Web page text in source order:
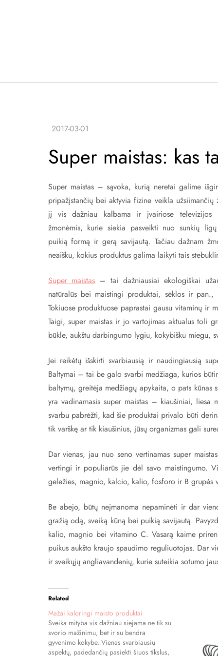
Super maistas: kas
Super maistas – sąvoka, kurią neretai galime
pripažįstančių bei aktyvia fizine veikla
jį vis dažniau kalbama ir įvairiose televizijos
žmonėmis, kurie siekia pasveikti nuo sunkių
puikią formą ir gerą savijautą. Tačiau dažnam
neaišku, kokius produktus galima laikyti tais
Super maistas – tai dažniausiai ekologiškai
natūralūs bei maistingi produktai, sėklos ir
Tokiuose produktuose paprastai gausu vitaminų ir
Taigi, super maistas ir jo vartojimas aktualus toli
būkle, aukštu darbingumo lygiu, kokybišku miegu,
Jei reikėtų išskirti svarbiausią ir naudingiausią
Baltymai – tai be galo svarbi medžiaga, kurios
baltymų, greitėja medžiagų apykaita, o pats
yra vadinamasis super maistas – kiaušiniai, liesa
svarbu pabrėžti, kad šie produktai privalo būti
tik varškę ar tik kiaušinius, jūsų organizmas gali
Dar vienas, jau nuo seno vertinamas super
vertingi ir populiarūs jie dėl savo maistingumo.
geležies, magnio, kalcio, kalio, fosforo ir B grupės
Be abejo, būtų neįmanoma nepaminėti ir dar
gražią odą, sveiką kūną bei puikią savijautą.
kalio, magnio bei vitamino C. Vasarą kaime
puikus aukšto kraujo spaudimo reguliuotojas. Dar
ir sveikųjų angliavandenių, kurie suteikia sotumo
Related
Mažai kaloringi maisto produktai
Sveika mityba vis dažniau siejama ne tik su
svorio mažinimu, bet ir su bendra
gyvenimo kokybe. Vienas svarbiausių
aspektų, padedančių pasiekti šiuos tikslus,